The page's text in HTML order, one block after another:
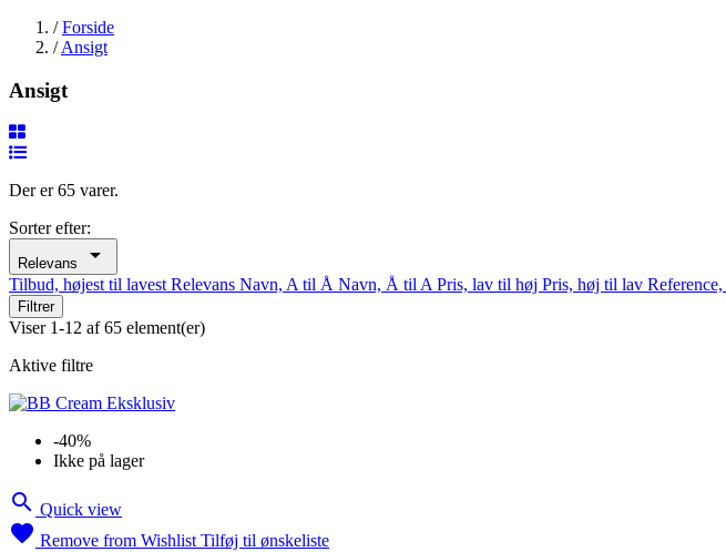
/ Forside
/ Ansigt
Ansigt
Der er 65 varer.
Sorter efter:
Relevans 
Tilbud, højest til lavestRelevans Navn, A til Å Navn, Å til APris, lav til høj Pris, høj til lav
Filtrer
Viser 1-12 af 65 element(er)
Aktive filtre
-40%
Ikke på lager
 Quick view
 Remove from Wishlist Tilføj til ønskeliste